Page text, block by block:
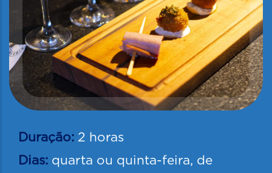
Duração: 2 horas
Dias: quarta ou quinta-feira, de